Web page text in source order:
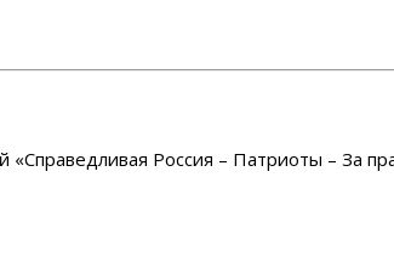
Россия – Патриоты – За